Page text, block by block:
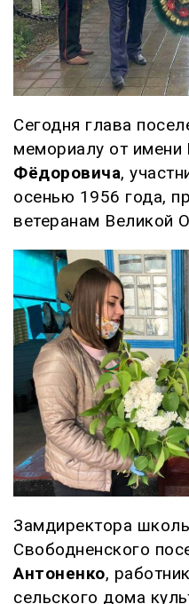
Сегодня глава
мемориалу от имени
Фёдоровича,
осенью 1956 года,
ветеранам Великой
Замдиректора
Свободненского
Антоненко,
сельского дома